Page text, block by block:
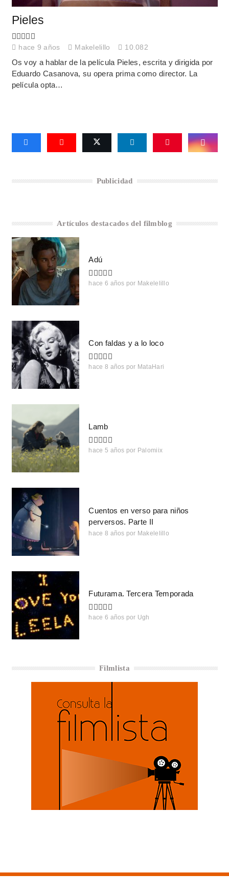
Pieles
hace 9 años Makelelillo 10.082
Os voy a hablar de la película Pieles, escrita y dirigida por
Eduardo Casanova, su opera prima como director. La
película opta…
Publicidad
Artículos destacados del filmblog
Adú
hace 6 años por Makelelillo
Con faldas y a lo loco
hace 8 años por MataHari
Lamb
hace 5 años por Palomiix
Cuentos en verso para niños
perversos. Parte II
hace 8 años por Makelelillo
Futurama. Tercera Temporada
hace 6 años por Ugh
Filmlista